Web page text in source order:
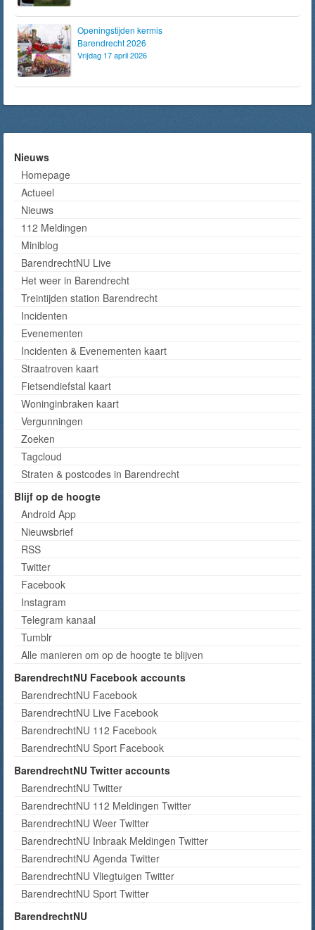
Openingstijden kermis
Barendrecht 2026
Vrijdag 17 april 2026
Nieuws
Homepage
Actueel
Nieuws
112 Meldingen
Miniblog
BarendrechtNU Live
Het weer in Barendrecht
Treintijden station Barendrecht
Incidenten
Evenementen
Incidenten & Evenementen kaart
Straatroven kaart
Fietsendiefstal kaart
Woninginbraken kaart
Vergunningen
Zoeken
Tagcloud
Straten & postcodes in Barendrecht
Blijf op de hoogte
Android App
Nieuwsbrief
RSS
Twitter
Facebook
Instagram
Telegram kanaal
Tumblr
Alle manieren om op de hoogte te blijven
BarendrechtNU Facebook accounts
BarendrechtNU Facebook
BarendrechtNU Live Facebook
BarendrechtNU 112 Facebook
BarendrechtNU Sport Facebook
BarendrechtNU Twitter accounts
BarendrechtNU Twitter
BarendrechtNU 112 Meldingen Twitter
BarendrechtNU Weer Twitter
BarendrechtNU Inbraak Meldingen Twitter
BarendrechtNU Agenda Twitter
BarendrechtNU Vliegtuigen Twitter
BarendrechtNU Sport Twitter
BarendrechtNU